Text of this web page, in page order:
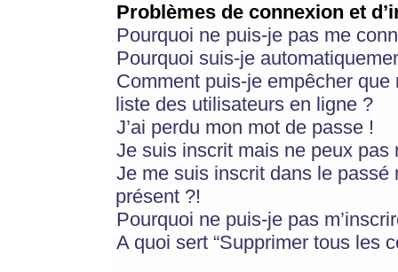
Problèmes de connexion et
Pourquoi ne puis-je pas me
Pourquoi suis-je
Comment puis-je empêcher
liste des utilisateurs en ligne ?
J’ai perdu mon mot de passe !
Je suis inscrit mais ne peux pas
Je me suis inscrit dans le
présent ?!
Pourquoi ne puis-je pas
A quoi sert “Supprimer tous les